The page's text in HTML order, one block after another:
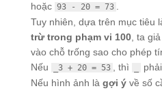
hoặc 93 - 20 = 73 .
Tuy nhiên, dựa trên mục tiêu
trừ trong phạm vi 100, ta
vào chỗ trống sao cho phép
Nếu
_3 + 20 = 53 , thì
Nếu hình ảnh là gợi ý về số